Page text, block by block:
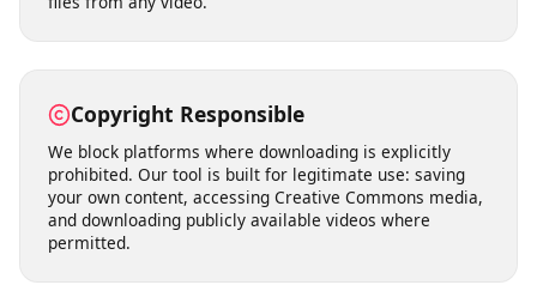
Fast Processing & Multiple Quality
Options
typically delivering results within seconds. Choose from
(360p, 480p) to high definition (720p, 1080p) and even
4K where available. You can also extract audio-only MP3
files from any video.